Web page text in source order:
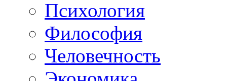
Психология
Философия
Человечность